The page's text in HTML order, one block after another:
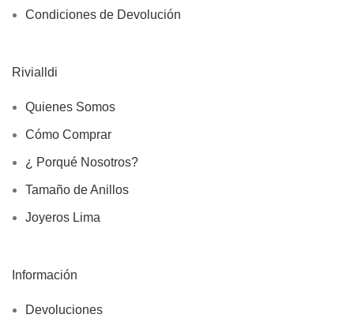
Condiciones de Devolución
Rivialldi
Quienes Somos
Cómo Comprar
¿ Porqué Nosotros?
Tamaño de Anillos
Joyeros Lima
Información
Devoluciones